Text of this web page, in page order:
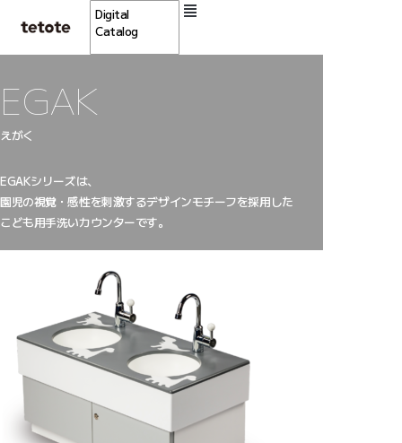
Digital
Catalog
EGAK
えがく
EGAKシリーズは、
園児の視覚・感性を刺激するデザインモチーフを採用した
こども用手洗いカウンターです。